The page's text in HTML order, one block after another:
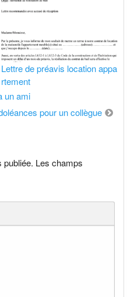
Lettre de préavis location appa
rtement
un ami
pour un collègue
publiée. Les champs